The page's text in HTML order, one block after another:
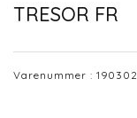
TRESOR FR
Varenummer : 190302